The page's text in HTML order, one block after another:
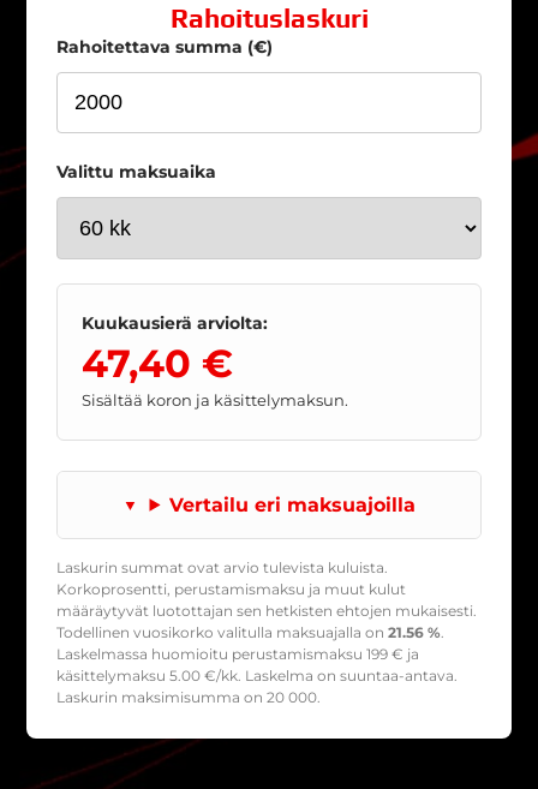
Rahoituslaskuri
Rahoitettava summa (€)
Valittu maksuaika
Kuukausierä arviolta:
47,40 €
Sisältää koron ja käsittelymaksun.
Vertailu eri maksuajoilla
Laskurin summat ovat arvio tulevista kuluista.
Korkoprosentti, perustamismaksu ja muut kulut
määräytyvät luotottajan sen hetkisten ehtojen mukaisesti.
Todellinen vuosikorko valitulla maksuajalla on21.56 %
Laskelmassa huomioitu perustamismaksu199 € ja
käsittelymaksu5.00 €/kk. Laskelma on suuntaa-antava.
Laskurin maksimisumma on 20 000.